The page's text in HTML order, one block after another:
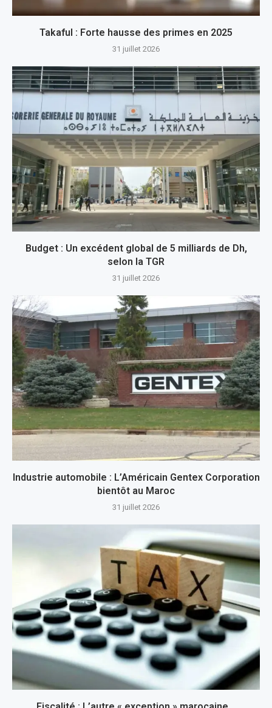
Takaful : Forte hausse des primes en 2025
31 juillet 2026
Budget : Un excédent global de 5 milliards de Dh,
selon la TGR
31 juillet 2026
Industrie automobile : L’Américain Gentex Corporation
bientôt au Maroc
31 juillet 2026